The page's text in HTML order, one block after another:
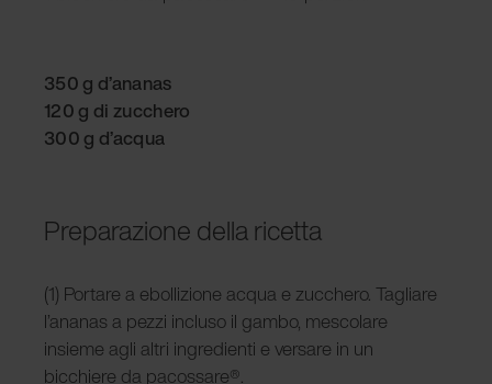
350 g d’ananas
120 g di zucchero
300 g d’acqua
Preparazione della ricetta
(1) Portare a ebollizione acqua e zucchero. Tagliare
l’ananas a pezzi incluso il gambo, mescolare
insieme agli altri ingredienti e versare in un
bicchiere da pacossare®.